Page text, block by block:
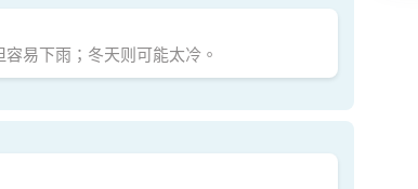
易下雨；冬天则可能太冷。